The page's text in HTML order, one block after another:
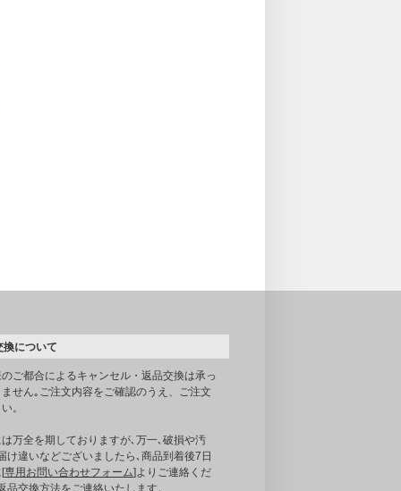
換について
のご都合によるキャンセル・返品交換は承っ
せん｡ご注文内容をご確認のうえ、ご注文
。
万全を期しておりますが､万一､破損や汚
け違いなどございましたら､商品到着後7日
専用お問い合わせフォーム]よりご連絡くだ
品交換方法をご連絡いたします。